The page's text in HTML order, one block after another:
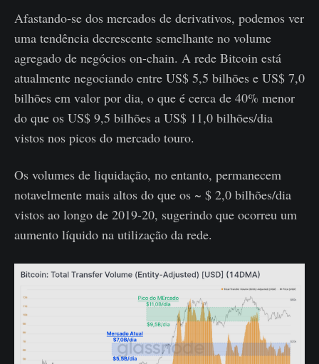
Afastando-se dos mercados de derivativos, podemos ver
uma tendência decrescente semelhante no volume
agregado de negócios on-chain. A rede Bitcoin está
atualmente negociando entre US$ 5,5 bilhões e US$ 7,0
bilhões em valor por dia, o que é cerca de 40% menor
do que os US$ 9,5 bilhões a US$ 11,0 bilhões/dia
vistos nos picos do mercado touro.
Os volumes de liquidação, no entanto, permanecem
notavelmente mais altos do que os ~ $ 2,0 bilhões/dia
vistos ao longo de 2019-20, sugerindo que ocorreu um
aumento líquido na utilização da rede.